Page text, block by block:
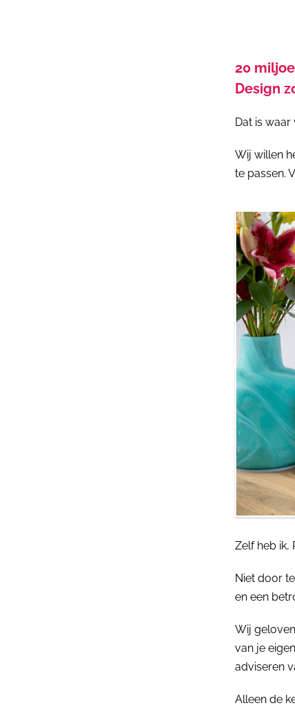
20
Design
Dat is
Wij willen
te passen.
Zelf heb ik,
Niet door
en een
Wij
van je
adviseren
Alleen de